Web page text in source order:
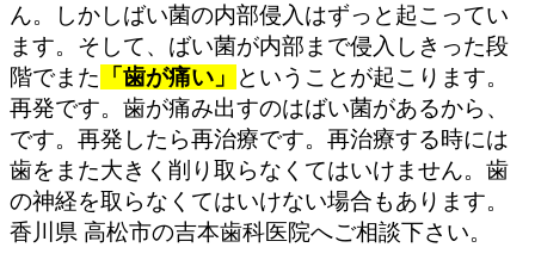
ん。しかしばい菌の内部侵入はずっと起こってい
ます。そして、ばい菌が内部まで侵入しきった段
階でまた 「歯が痛い」
ということが起こります。
再発です。歯が痛み出すのはばい菌があるから、
です。再発したら再治療です。再治療する時には
歯をまた大きく削り取らなくてはいけません。歯
の神経を取らなくてはいけない場合もあります。
香川県 高松市の吉本歯科医院へご相談下さい。